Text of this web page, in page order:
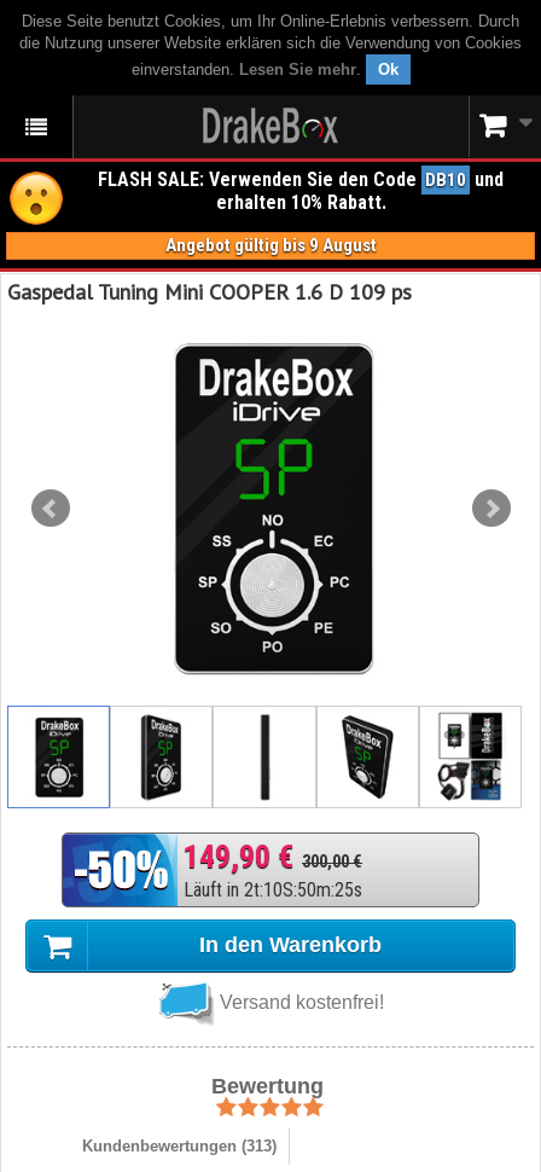
Diese Seite benutzt Cookies, um Ihr Online-Erlebnis verbessern. Durch
die Nutzung unserer Website erklären sich die Verwendung von Cookies
einverstanden. Lesen Sie mehr. Ok
FLASH SALE: Verwenden Sie den Code DB10 und
erhalten 10% Rabatt.
Angebot gültig bis 9 August
Gaspedal Tuning Mini COOPER 1.6 D 109 ps
149,90 € 300,00 €
Läuft in 2t:10S:50m:24s
In den Warenkorb
Versand kostenfrei!
Bewertung
Kundenbewertungen (313)